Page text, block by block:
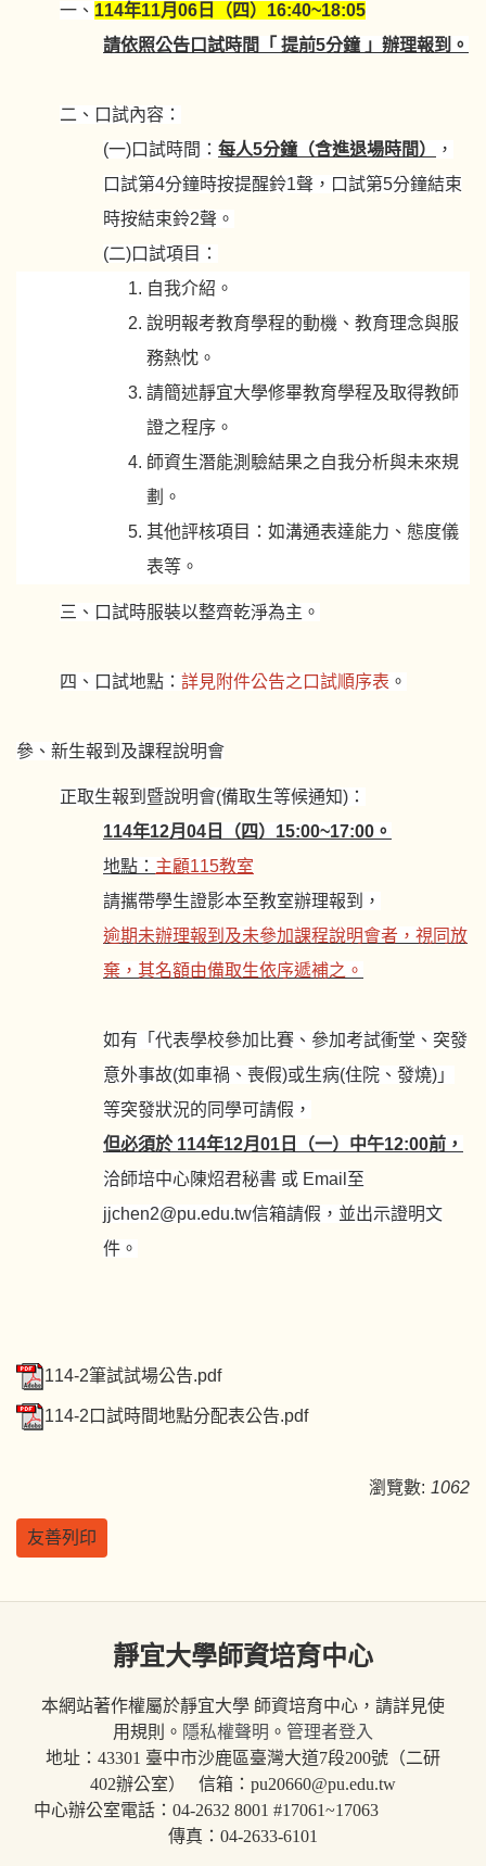
一、 114年11月06日（四）16:40~18:05
請依照公告口試時間「 提前5分鐘 」辦理報到。
二、口試內容：
(一)口試時間： 每人5分鐘（含進退場時間）
，
口試第4分鐘時按提醒鈴1聲，口試第5分鐘結束
時按結束鈴2聲。
(二)口試項目：
自我介紹。
說明報考教育學程的動機、教育理念與服
務熱忱。
請簡述靜宜大學修畢教育學程及取得教師
證之程序。
師資生潛能測驗結果之自我分析與未來規
劃。
其他評核項目：如溝通表達能力、態度儀
表等。
三、口試時服裝以整齊乾淨為主。
四、口試地點： 詳見附件公告之口試順序表 。
參、新生報到及課程說明會
正取生報到暨說明會(備取生等候通知)：
114年12月04日（四）15:00~17:00。
地點： 主顧115教室
請攜帶學生證影本至教室辦理報到，
逾期未辦理報到及未參加課程說明會者，視同放
棄，其名額由備取生依序遞補之。
如有「代表學校參加比賽、參加考試衝堂、突發
意外事故(如車禍、喪假)或生病(住院、發燒)」
等突發狀況的同學可請假，
但必須於 114年12月01日
（一） 中午12:00前，
洽師培中心陳炤君秘書 或 Email至
jjchen2@pu.edu.tw信箱請假，並出示證明文
件。
114-2筆試試場公告.pdf
114-2口試時間地點分配表公告.pdf
瀏覽數: 1062
友善列印
靜宜大學師資培育中心
本網站著作權屬於靜宜大學 師資培育中心，請詳見使
用規則。 隱私權聲明 。 管理者登入
地址：43301 臺中市沙鹿區臺灣大道7段200號（二研
402辦公室） 信箱：pu20660@pu.edu.tw
中心辦公室電話：04-2632 8001 #17061~17063
傳真：04-2633-6101